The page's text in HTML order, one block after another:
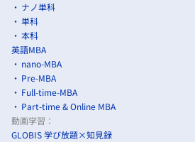
ナノ単科
単科
本科
英語MBA
nano-MBA
Pre-MBA
Full-time-MBA
Part-time & Online MBA
動画学習：
GLOBIS 学び放題×知見録